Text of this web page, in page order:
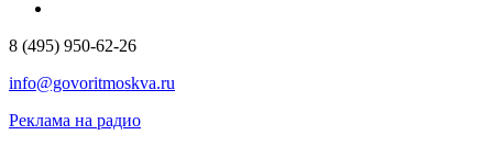
8 (495) 950-62-26
info@govoritmoskva.ru
Реклама на радио